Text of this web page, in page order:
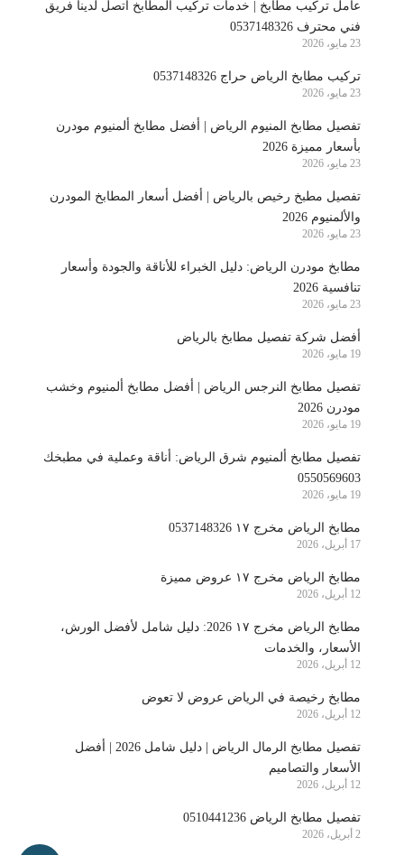
عامل تركيب مطابخ | خدمات تركيب المطابخ اتصل لدينا فريق
فني محترف 0537148326
23 مايو، 2026
تركيب مطابخ الرياض حراج 0537148326
23 مايو، 2026
تفصيل مطابخ المنيوم الرياض | أفضل مطابخ ألمنيوم مودرن
بأسعار مميزة 2026
23 مايو، 2026
تفصيل مطبخ رخيص بالرياض | أفضل أسعار المطابخ المودرن
والألمنيوم 2026
23 مايو، 2026
مطابخ مودرن الرياض: دليل الخبراء للأناقة والجودة وأسعار
تنافسية 2026
23 مايو، 2026
أفضل شركة تفصيل مطابخ بالرياض
19 مايو، 2026
تفصيل مطابخ النرجس الرياض | أفضل مطابخ ألمنيوم وخشب
مودرن 2026
19 مايو، 2026
تفصيل مطابخ ألمنيوم شرق الرياض: أناقة وعملية في مطبخك
0550569603
19 مايو، 2026
مطابخ الرياض مخرج ١٧ 0537148326
17 أبريل، 2026
مطابخ الرياض مخرج ١٧ عروض مميزة
12 أبريل، 2026
مطابخ الرياض مخرج ١٧ 2026: دليل شامل لأفضل الورش،
الأسعار، والخدمات
12 أبريل، 2026
مطابخ رخيصة في الرياض عروض لا تعوض
12 أبريل، 2026
تفصيل مطابخ الرمال الرياض | دليل شامل 2026 | أفضل
الأسعار والتصاميم
12 أبريل، 2026
تفصيل مطابخ الرياض 0510441236
2 أبريل، 2026